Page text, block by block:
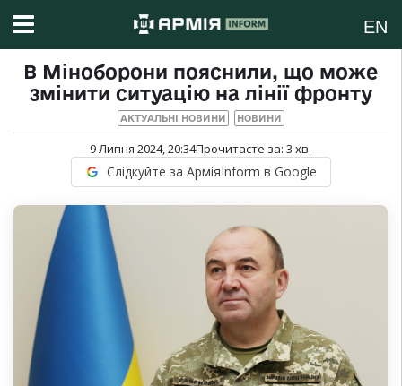
EN
В Міноборони пояснили, що може
змінити ситуацію на лінії фронту
АКТУАЛЬНІ НОВИНИ НОВИНИ
9 Липня 2024, 20:34Прочитаєте за: 3 хв.
Слідкуйте за АрміяInform в Google